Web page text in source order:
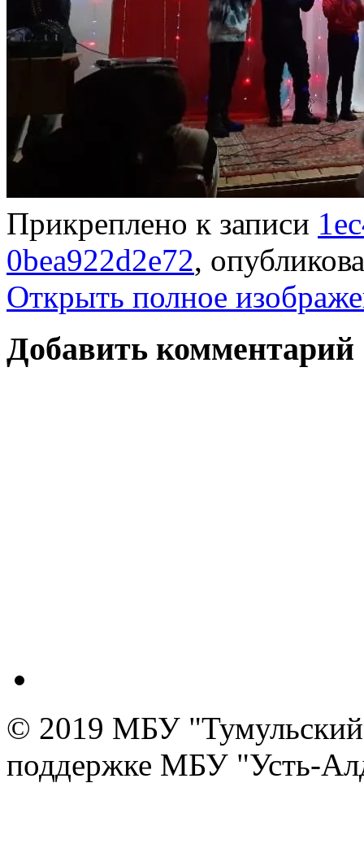
Прикреплено к записи
0bea922d2e72,
Открыть полное
Добавить комментарий
© 2019 МБУ "Тумульский
поддержке МБУ "Усть-